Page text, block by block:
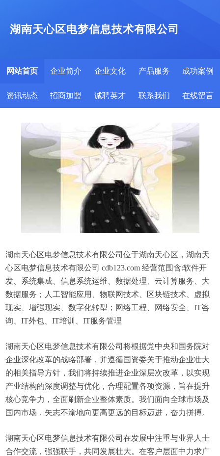
湖南天心区电梦信息技术有限公司
网站首页 企业简介 企业文化 产品服务 成功案例
资讯动态 招商加盟 诚聘英才 联系我们 在线留言
湖南天心区电梦信息技术有限公司位于湖南天心区，湖南天
心区电梦信息技术有限公司 cdb123.com 经营范围含:软件开
发、系统集成、信息系统运维、数据处理、云计算服务、大
数据服务；人工智能应用、物联网技术、区块链技术、虚拟
现实、增强现实、数字化转型；网络工程、网络安全、IT咨
询、IT外包、IT培训、IT服务管理
湖南天心区电梦信息技术有限公司将根据党中央和国务院对
企业深化改革的战略部署，并遵循国资委关于推动企业壮大
的相关指导方针，我们将持续推进企业深层次改革，以实现
产业结构的深度调整与优化，合理配置各项资源，旨在提升
核心竞争力，全面刷新企业整体素质。我们面向全球市场及
国内市场，矢志不渝地向更高更远的目标迈进，奋力拼搏。
湖南天心区电梦信息技术有限公司在发展中注重与业界人士
合作交流，强强联手，共同发展壮大。在客户层面中力求广